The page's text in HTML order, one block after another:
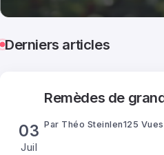
Derniers articles
03
Juil
Remèdes de
Par Théo Steinlen125 Vues